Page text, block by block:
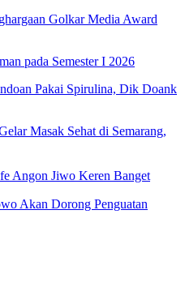
Golkar Media Award
pada Semester I 2026
Pakai Spirulina, Dik Doank
Masak Sehat di Semarang,
Angon Jiwo Keren Banget
Akan Dorong Penguatan